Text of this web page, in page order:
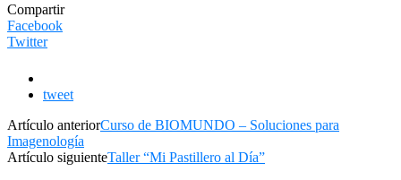
Compartir
Facebook
Twitter
tweet
Artículo anteriorCurso de BIOMUNDO – Soluciones para
Imagenología
Artículo siguienteTaller “Mi Pastillero al Día”